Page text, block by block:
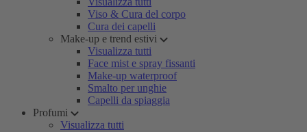
Viso & Cura del corpo
Cura dei capelli
Make-up e trend estivi
Visualizza tutti
Face mist e spray fissanti
Make-up waterproof
Smalto per unghie
Capelli da spiaggia
Profumi
Visualizza tutti